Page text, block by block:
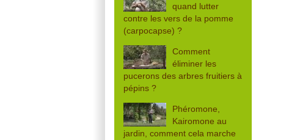
quand lutter
contre les vers de la pomme
(carpocapse) ?
Comment
éliminer les
pucerons des arbres fruitiers à
pépins ?
Phéromone,
Kairomone au
jardin, comment cela marche